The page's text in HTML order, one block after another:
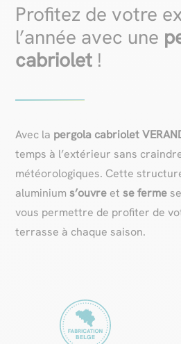
Profitez de votre
l’année avec une
cabriolet !
Avec la pergola cabriolet
temps à l’extérieur sans
météorologiques. Cette
aluminium s’ouvre etse ferme
vous permettre de profiter de
terrasse à chaque saison.